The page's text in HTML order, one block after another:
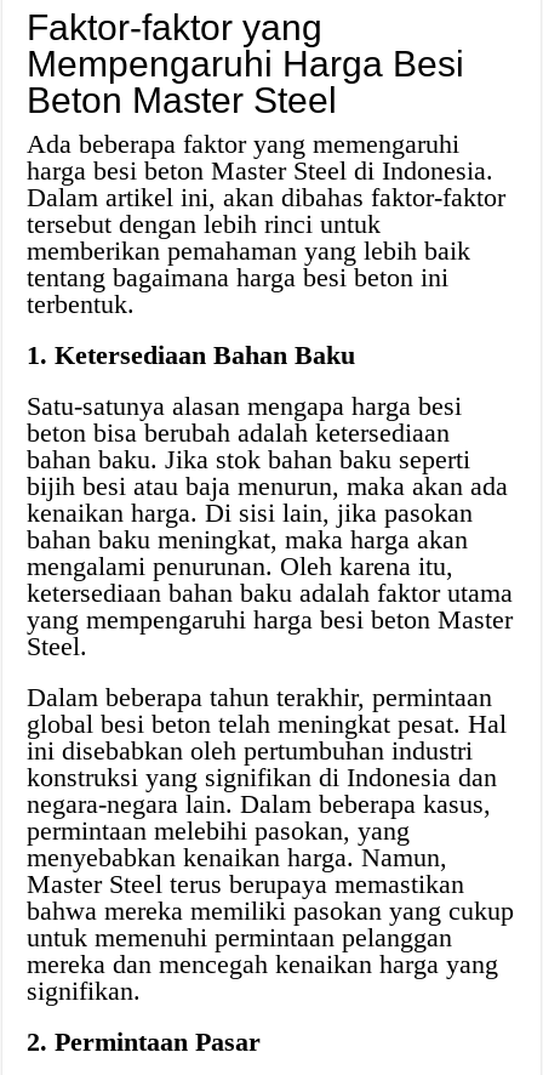
Faktor-faktor yang
Mempengaruhi Harga Besi
Beton Master Steel
Ada beberapa faktor yang memengaruhi
harga besi beton Master Steel di Indonesia.
Dalam artikel ini, akan dibahas faktor-faktor
tersebut dengan lebih rinci untuk
memberikan pemahaman yang lebih baik
tentang bagaimana harga besi beton ini
terbentuk.
1. Ketersediaan Bahan Baku
Satu-satunya alasan mengapa harga besi
beton bisa berubah adalah ketersediaan
bahan baku. Jika stok bahan baku seperti
bijih besi atau baja menurun, maka akan ada
kenaikan harga. Di sisi lain, jika pasokan
bahan baku meningkat, maka harga akan
mengalami penurunan. Oleh karena itu,
ketersediaan bahan baku adalah faktor utama
yang mempengaruhi harga besi beton Master
Steel.
Dalam beberapa tahun terakhir, permintaan
global besi beton telah meningkat pesat. Hal
ini disebabkan oleh pertumbuhan industri
konstruksi yang signifikan di Indonesia dan
negara-negara lain. Dalam beberapa kasus,
permintaan melebihi pasokan, yang
menyebabkan kenaikan harga. Namun,
Master Steel terus berupaya memastikan
bahwa mereka memiliki pasokan yang cukup
untuk memenuhi permintaan pelanggan
mereka dan mencegah kenaikan harga yang
signifikan.
2. Permintaan Pasar